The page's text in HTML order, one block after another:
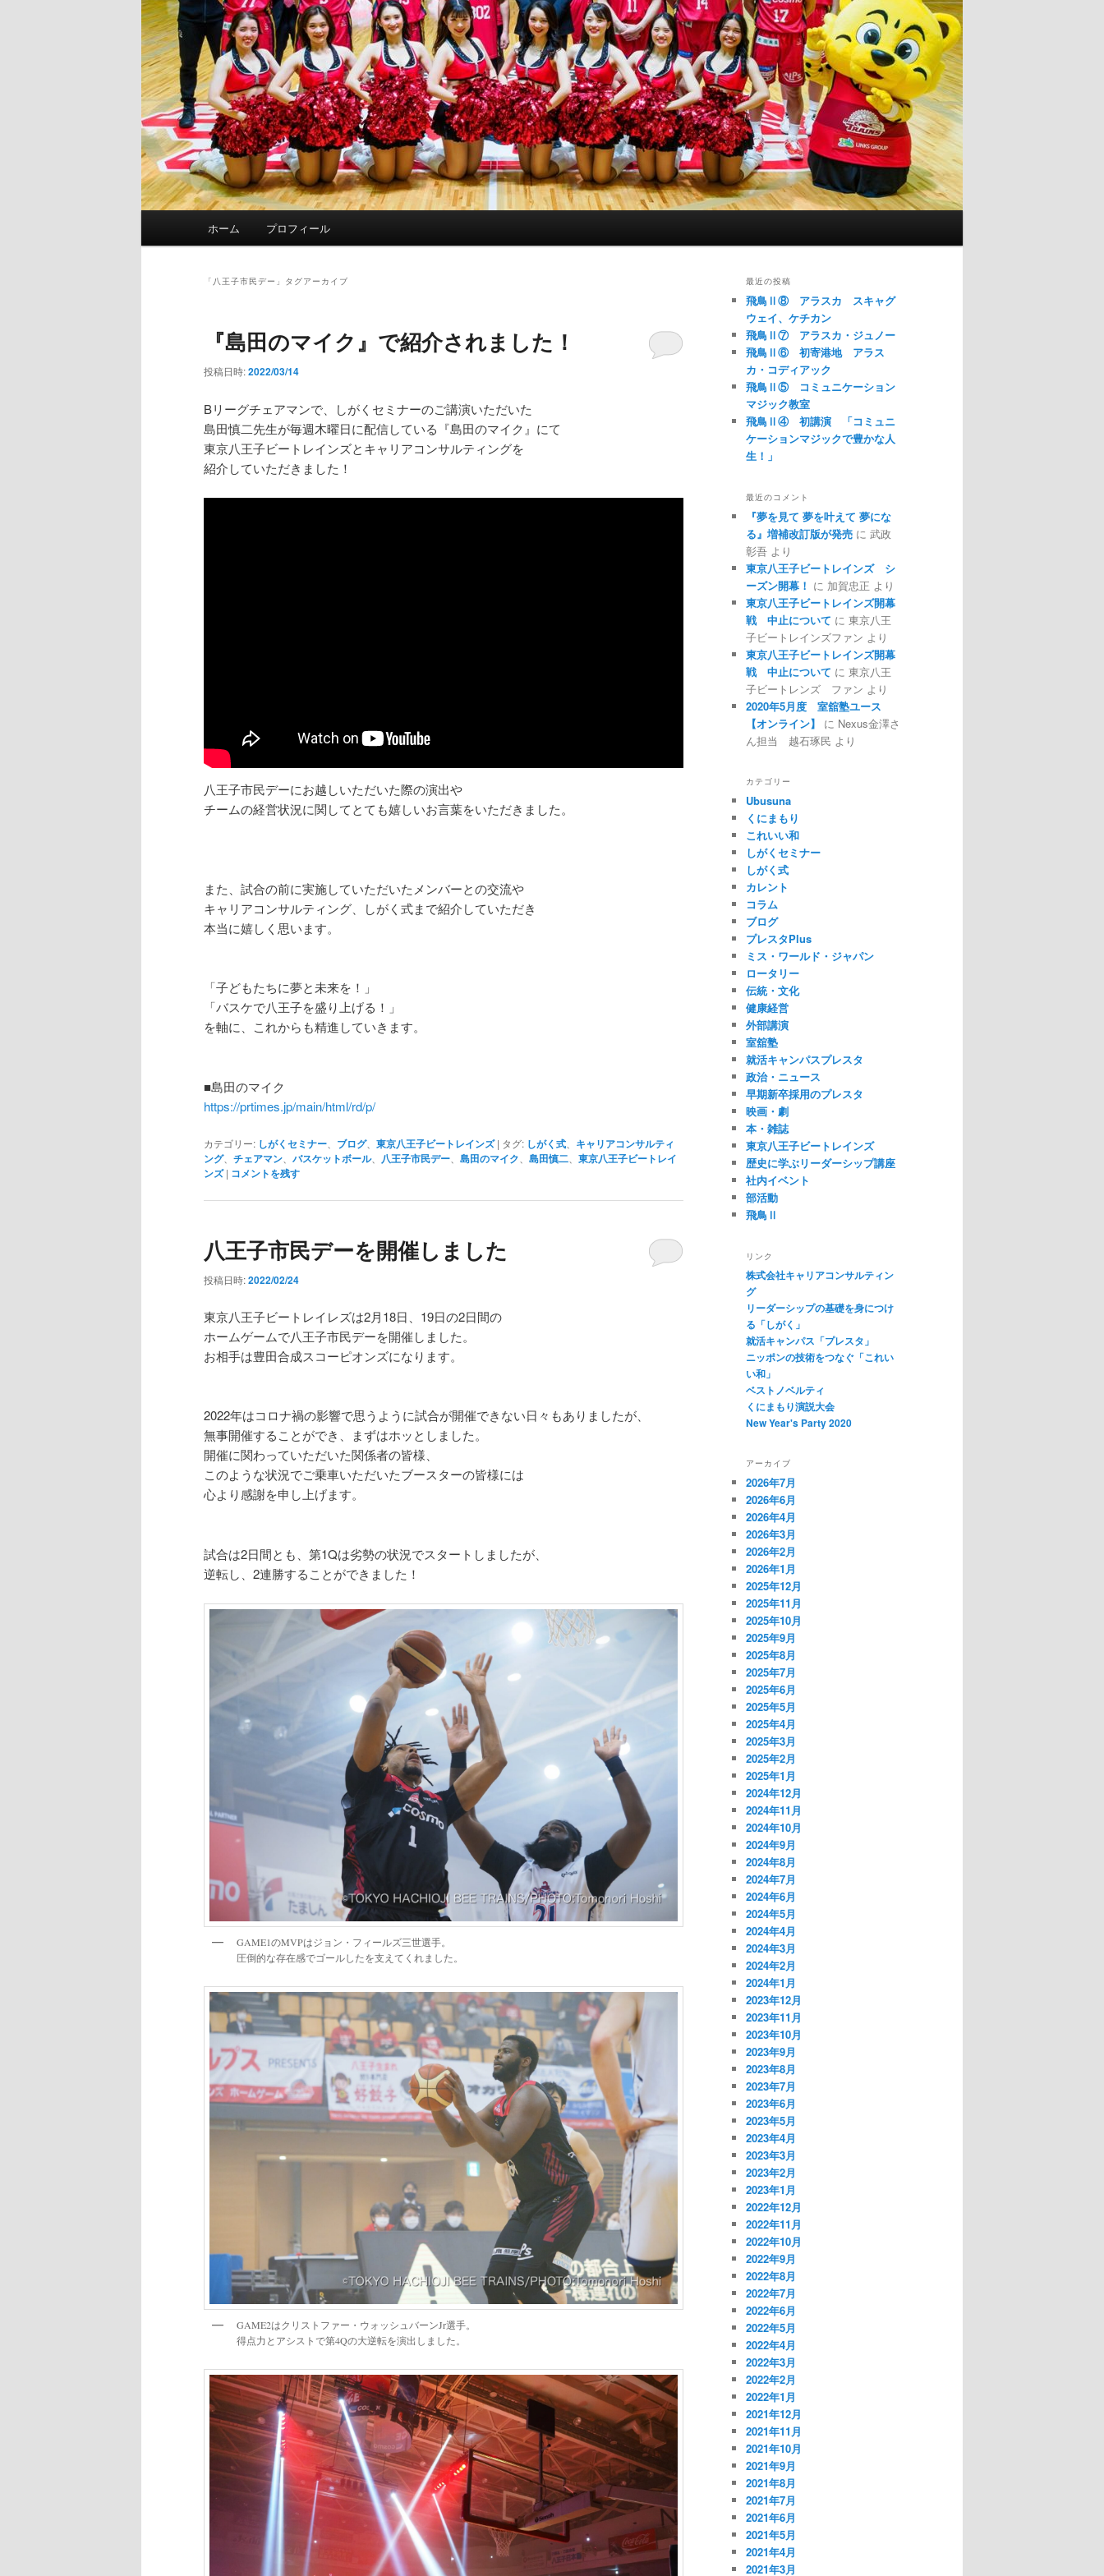
ホーム プロフィール
「 八王子市民デー 」タグアーカイブ
『島田のマイク』で紹介されました！
投稿日時:2022/03/14
Bリーグチェアマンで、しがくセミナーのご講演いただいた
島田慎二先生が毎週木曜日に配信している『島田のマイク』にて
東京八王子ビートレインズとキャリアコンサルティングを
紹介していただきました！
八王子市民デーにお越しいただいた際の演出や
チームの経営状況に関してとても嬉しいお言葉をいただきました。
また、試合の前に実施していただいたメンバーとの交流や
キャリアコンサルティング、しがく式まで紹介していただき
本当に嬉しく思います。
「子どもたちに夢と未来を！」
「バスケで八王子を盛り上げる！」
を軸に、これからも精進していきます。
■島田のマイク
https://prtimes.jp/main/html/rd/p/
カテゴリー: しがくセミナー ブログ、 東京八王子ビートレインズ | タグ: しがく式
キャリアコンサルティ
ング、 チェアマン バスケットボール、 八王子市民デー 島田のマイク 島田慎二
東京八王子ビートレイ
ンズ | コメントを残す
八王子市民デーを開催しました
投稿日時:2022/02/24
東京八王子ビートレイレズは2月18日、19日の2日間の
ホームゲームで八王子市民デーを開催しました。
お相手は豊田合成スコーピオンズになります。
2022年はコロナ禍の影響で思うように試合が開催できない日々もありましたが、
無事開催することができ、まずはホッとしました。
開催に関わっていただいた関係者の皆様、
このような状況でご乗車いただいたブースターの皆様には
心より感謝を申し上げます。
試合は2日間とも、第1Qは劣勢の状況でスタートしましたが、
逆転し、2連勝することができました！
GAME1のMVPはジョン・フィールズ三世選手。
圧倒的な存在感でゴールしたを支えてくれました。
GAME2はクリストファー・ウォッシュバーンJr選手。
得点力とアシストで第4Qの大逆転を演出しました。
最近の投稿
飛鳥Ⅱ⑧ アラスカ スキャグ
ウェイ、ケチカン
飛鳥Ⅱ⑦ アラスカ・ジュノー
飛鳥Ⅱ⑥ 初寄港地 アラス
カ・コディアック
飛鳥Ⅱ⑤ コミュニケーション
マジック教室
飛鳥Ⅱ④ 初講演 「コミュニ
ケーションマジックで豊かな人
生！」
最近のコメント
『夢を見て 夢を叶えて 夢にな
る』増補改訂版が発売 に 武政
彰吾 より
東京八王子ビートレインズ シ
ーズン開幕！ に 加賀忠正 より
東京八王子ビートレインズ開幕
戦 中止について に 東京八王
子ビートレインズファン より
東京八王子ビートレインズ開幕
戦 中止について に 東京八王
子ビートレンズ ファン より
2020年5月度 室舘塾ユース
【オンライン】
に Nexus金澤さ
ん担当 越石琢民 より
カテゴリー
Ubusuna
くにまもり
これいい和
しがくセミナー
しがく式
カレント
コラム
ブログ
プレスタPlus
ミス・ワールド・ジャパン
ロータリー
伝統・文化
健康経営
外部講演
室舘塾
就活キャンパスプレスタ
政治・ニュース
早期新卒採用のプレスタ
映画・劇
本・雑誌
東京八王子ビートレインズ
歴史に学ぶリーダーシップ講座
社内イベント
部活動
飛鳥Ⅱ
リンク
株式会社キャリアコンサルティン
グ
リーダーシップの基礎を身につけ
る「しがく」
就活キャンパス「プレスタ」
ニッポンの技術をつなぐ「これい
い和」
ベストノベルティ
くにまもり演説大会
New Year's Party 2020
アーカイブ
2026年7月
2026年6月
2026年4月
2026年3月
2026年2月
2026年1月
2025年12月
2025年11月
2025年10月
2025年9月
2025年8月
2025年7月
2025年6月
2025年5月
2025年4月
2025年3月
2025年2月
2025年1月
2024年12月
2024年11月
2024年10月
2024年9月
2024年8月
2024年7月
2024年6月
2024年5月
2024年4月
2024年3月
2024年2月
2024年1月
2023年12月
2023年11月
2023年10月
2023年9月
2023年8月
2023年7月
2023年6月
2023年5月
2023年4月
2023年3月
2023年2月
2023年1月
2022年12月
2022年11月
2022年10月
2022年9月
2022年8月
2022年7月
2022年6月
2022年5月
2022年4月
2022年3月
2022年2月
2022年1月
2021年12月
2021年11月
2021年10月
2021年9月
2021年8月
2021年7月
2021年6月
2021年5月
2021年4月
2021年3月